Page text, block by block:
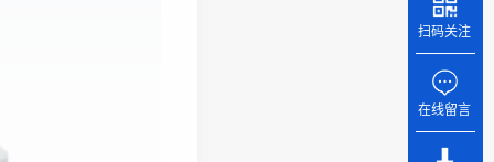
扫码关注
在线留言